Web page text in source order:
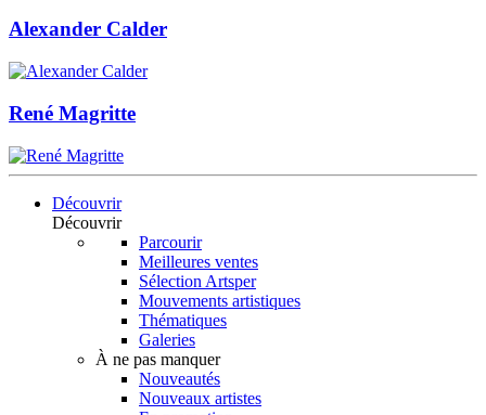
Alexander Calder
René Magritte
Découvrir
Découvrir
Parcourir
Meilleures ventes
Sélection Artsper
Mouvements artistiques
Thématiques
Galeries
À ne pas manquer
Nouveautés
Nouveaux artistes